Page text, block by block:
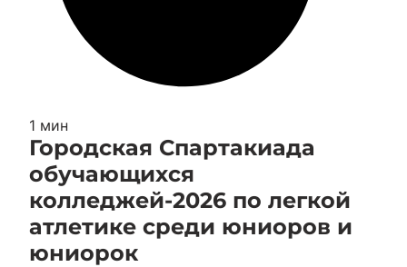
1 мин
Городская Спартакиада
обучающихся
колледжей-2026 по легкой
атлетике среди юниоров и
юниорок